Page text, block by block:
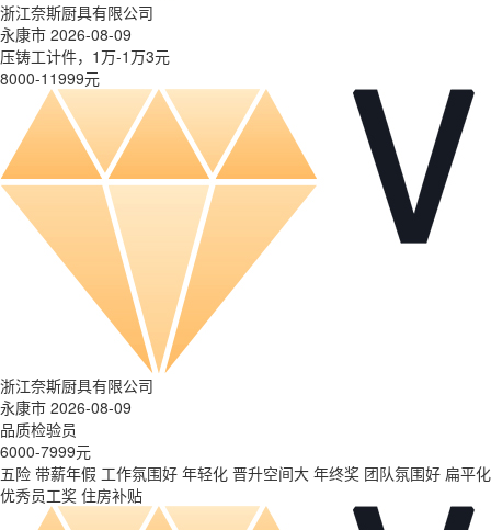
浙江奈斯厨具有限公司
永康市 2026-08-09
压铸工计件，1万-1万3元
8000-11999元
浙江奈斯厨具有限公司
永康市 2026-08-09
品质检验员
6000-7999元
五险 带薪年假 工作氛围好 年轻化 晋升空间大 年终奖 团队氛围好 扁平化
优秀员工奖 住房补贴